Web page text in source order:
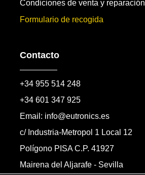
Condiciones de venta y reparación
Formulario de recogida
Contacto
+34 955 514 248
+34 601 347 925
Email: info@eutronics.es
c/ Industria-Metropol 1 Local 12
Polígono PISA C.P. 41927
Mairena del Aljarafe - Sevilla